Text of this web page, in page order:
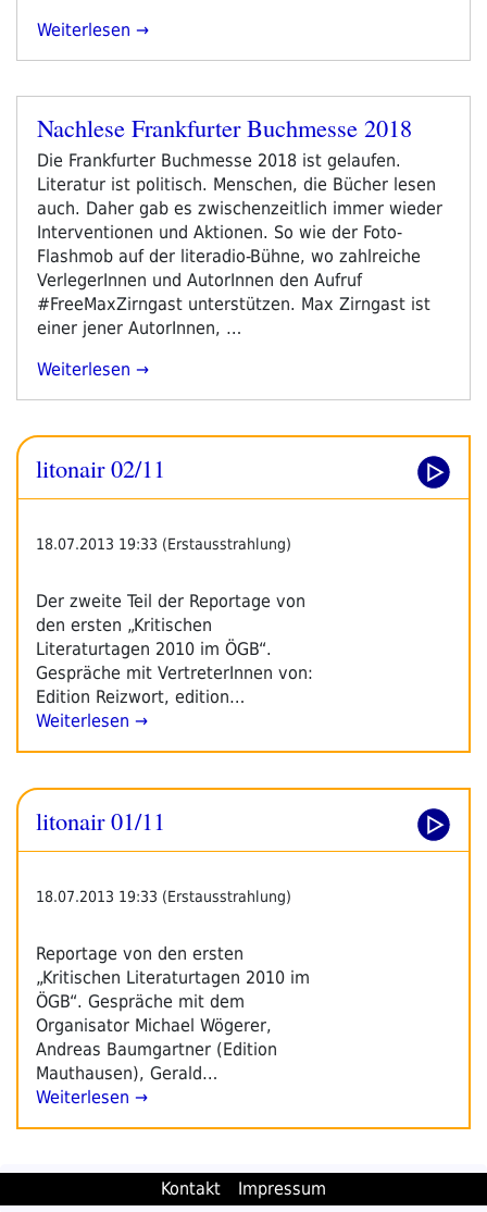
„Werner
Bauer
–
Aufstand
Der
Österreichischen
Arbeiter“
Weiterlesen
Veröffentlicht
Nachlese Frankfurter Buchmesse 2018
Die Frankfurter Buchmesse 2018 ist gelaufen.
Literatur ist politisch. Menschen, die Bücher lesen
auch. Daher gab es zwischenzeitlich immer wieder
Interventionen und Aktionen. So wie der Foto-
Flashmob auf der literadio-Bühne, wo zahlreiche
VerlegerInnen und AutorInnen den Aufruf
#FreeMaxZirngast unterstützen. Max Zirngast ist
einer jener AutorInnen, …
„Nachlese
2018“
Weiterlesen
litonair 02/11
18.07.2013 19:33 (Erstausstrahlung)
Der zweite Teil der Reportage von
den ersten „Kritischen
Literaturtagen 2010 im ÖGB“.
Gespräche mit VertreterInnen von:
Edition Reizwort, edition…
Weiterlesen →
litonair 01/11
18.07.2013 19:33 (Erstausstrahlung)
Reportage von den ersten
„Kritischen Literaturtagen 2010 im
ÖGB“. Gespräche mit dem
Organisator Michael Wögerer,
Andreas Baumgartner (Edition
Mauthausen), Gerald…
Weiterlesen →
Kontakt Impressum